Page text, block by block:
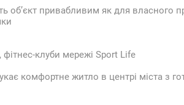
об’єкт привабливим як для власного
клуби мережі Sport Life
комфортне житло в центрі міста з